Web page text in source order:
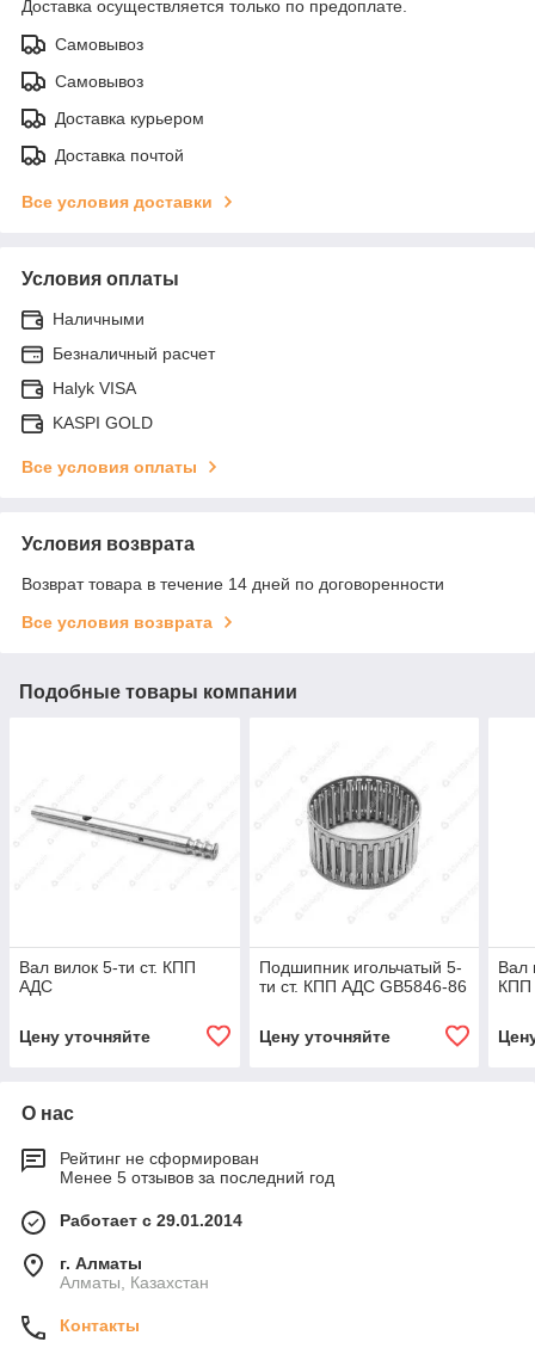
Доставка осуществляется только по предоплате.
Самовывоз
Самовывоз
Доставка курьером
Доставка почтой
Все условия доставки
Условия оплаты
Наличными
Безналичный расчет
Halyk VISA
KASPI GOLD
Все условия оплаты
Условия возврата
Возврат товара в течение 14 дней по договоренности
Все условия возврата
Подобные товары компании
Вал вилок 5-ти ст. КПП
АДС
Цену уточняйте
Подшипник игольчатый 5-
ти ст. КПП АДС GB5846-86
Цену уточняйте
Вал
О нас
Рейтинг не сформирован
Менее 5 отзывов за последний год
Работает с 29.01.2014
г. Алматы
Алматы, Казахстан
Контакты